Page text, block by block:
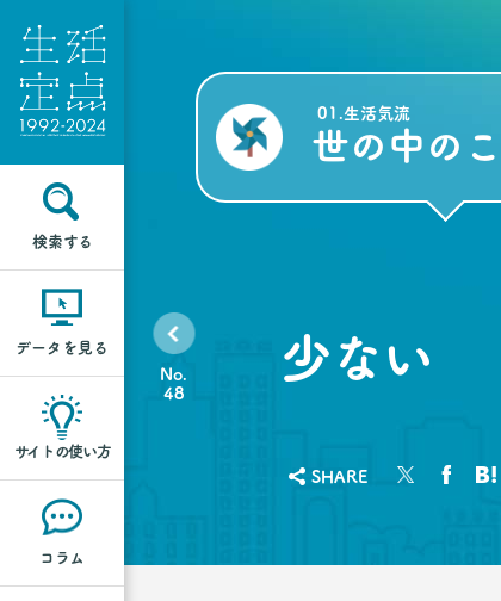
検索する
データを見る
サイトの使い方
コラム
01.生活気流
世の中の
少ない
SHARE
No.
48